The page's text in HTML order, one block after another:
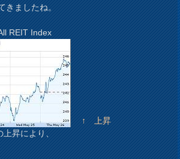
きましたね。
REIT Index
↑ 上昇
上昇により、